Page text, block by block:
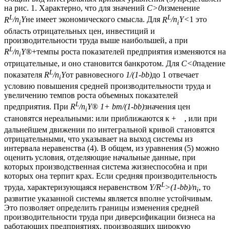
на рис. 1. Характерно, что для значений С>0изменение
RL/niYне имеет экономического смысла. Для RL/niY<1 это
область отрицательных цен, инвестиций и
производительности труда выше наибольшей, а при
RL/niY®+темпы роста показателей предприятия изменяются на
отрицательные, и оно становится банкротом. Для С<0падение
показателя RL/niYот равновесного 1/(1-bb)до 1 отвечает
условию повышения средней производительности труда и
увеличению темпов роста объемных показателей
предприятия. При RL/niY® 1+ bm/(1-bb)значения цен
становятся нереальными: или приближаются к +
, или при
дальнейшем движении по интегральной кривой становятся
отрицательными, что указывает на выход системы из
интервала неравенства (4). В общем, из уравнения (5) можно
оценить условия, отделяющие начальные данные, при
которых производственная система жизнеспособна и при
которых она терпит крах. Если средняя производительность
труда, характеризующаяся неравенством Y/RL>(1-bb)/ni, то
развитие указанной системы является вполне устойчивым.
Это позволяет определить границы изменения средней
производительности труда при диверсификации бизнеса на
работающих предприятиях, производящих широкую